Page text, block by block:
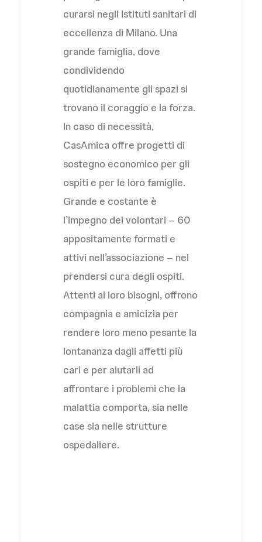
curarsi negli Istituti sanitari di
eccellenza di Milano. Una
grande famiglia, dove
condividendo
quotidianamente gli spazi si
trovano il coraggio e la forza.
In caso di necessità,
CasAmica offre progetti di
sostegno economico per gli
ospiti e per le loro famiglie.
Grande e costante è
l’impegno dei volontari – 60
appositamente formati e
attivi nell’associazione – nel
prendersi cura degli ospiti.
Attenti ai loro bisogni, offrono
compagnia e amicizia per
rendere loro meno pesante la
lontananza dagli affetti più
cari e per aiutarli ad
affrontare i problemi che la
malattia comporta, sia nelle
case sia nelle strutture
ospedaliere.